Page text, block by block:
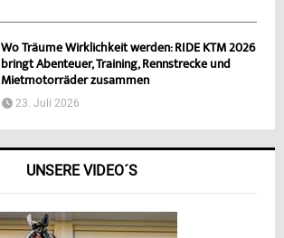
Wo Träume Wirklichkeit werden: RIDE KTM 2026
bringt Abenteuer, Training, Rennstrecke und
Mietmotorräder zusammen
23. Juli 2026
UNSERE VIDEO´S